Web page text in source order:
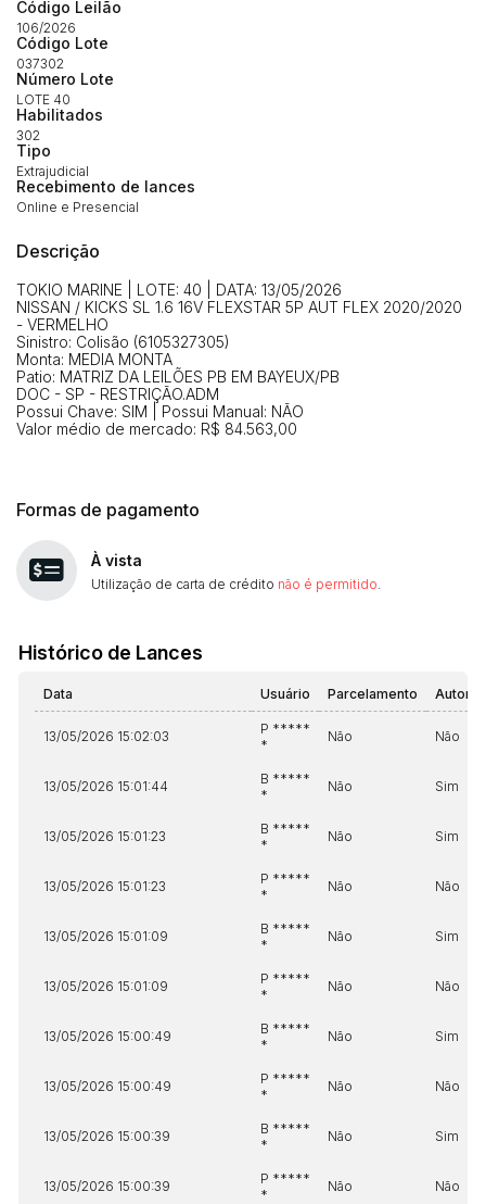
Código Leilão
106/2026
Código Lote
037302
Número Lote
LOTE 40
Habilitados
302
Tipo
Extrajudicial
Recebimento de lances
Online e Presencial
Descrição
TOKIO MARINE | LOTE: 40 | DATA: 13/05/2026
NISSAN / KICKS SL 1.6 16V FLEXSTAR 5P AUT FLEX 2020/2020
- VERMELHO
Sinistro: Colisão (6105327305)
Monta: MEDIA MONTA
Patio: MATRIZ DA LEILÕES PB EM BAYEUX/PB
DOC - SP - RESTRIÇÃO.ADM
Possui Chave: SIM | Possui Manual: NÃO
Valor médio de mercado: R$ 84.563,00
Formas de pagamento
À vista
Utilização de carta de crédito não é permitido
Histórico de Lances
Data Usuário Parcelamento
13/05/2026 15:02:03
P *****
*
Não Não
13/05/2026 15:01:44
B *****
*
Não Sim
13/05/2026 15:01:23
B *****
*
Não Sim
13/05/2026 15:01:23
P *****
*
Não Não
13/05/2026 15:01:09
B *****
*
Não Sim
13/05/2026 15:01:09
P *****
*
Não Não
13/05/2026 15:00:49
B *****
*
Não Sim
13/05/2026 15:00:49
P *****
*
Não Não
13/05/2026 15:00:39
B *****
*
Não Sim
13/05/2026 15:00:39
P *****
*
Não Não
(Art. 895, CPC)
Histórico de Propostas
Data Usuário Valor
14/04/2025 18:43:11
14/04/2025 18:43:11 TIAGOFELIPE
14/04/2025 18:43:11 TIAGOFELIPE
Clique aqui para fazer login
Habilite-se para efetuar lances ou
propostas